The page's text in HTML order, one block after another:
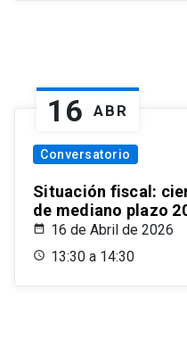
16 ABR
Conversatorio
Situación fiscal:
de mediano plazo
16 de Abril de 2026
13:30 a 14:30